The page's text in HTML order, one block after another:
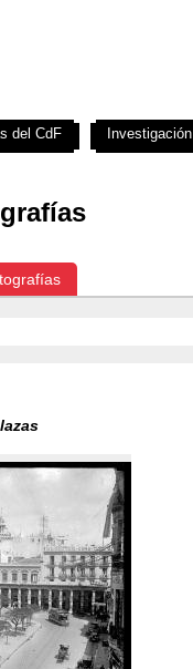
del CdF Investigación